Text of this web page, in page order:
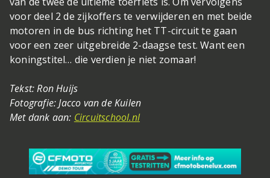
voor deel 2 de zijkoffers te verwijderen en met beide
motoren in de bus richting het TT-circuit te gaan
voor een zeer uitgebreide 2-daagse test. Want een
koningstitel… die verdien je niet zomaar!
Tekst: Ron Huijs
Fotografie: Jacco van de Kuilen
Met dank aan: Circuitschool.nl